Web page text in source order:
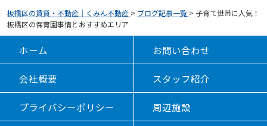
板橋区の賃貸・不動産｜くみん不動産 > ブログ記事一覧 > 子育て世帯に人気！
板橋区の保育園事情とおすすめエリア
ホーム お問い合わせ
会社概要 スタッフ紹介
プライバシーポリシー 周辺施設